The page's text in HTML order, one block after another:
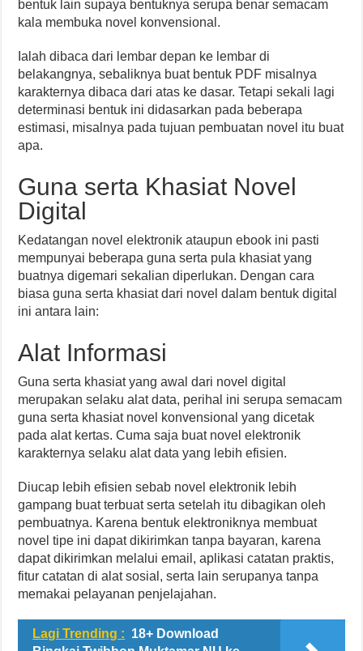
bentuk lain supaya bentuknya serupa benar semacam
kala membuka novel konvensional.
Ialah dibaca dari lembar depan ke lembar di
belakangnya, sebaliknya buat bentuk PDF misalnya
karakternya dibaca dari atas ke dasar. Tetapi sekali lagi
determinasi bentuk ini didasarkan pada beberapa
estimasi, misalnya pada tujuan pembuatan novel itu buat
apa.
Guna serta Khasiat Novel
Digital
Kedatangan novel elektronik ataupun ebook ini pasti
mempunyai beberapa guna serta pula khasiat yang
buatnya digemari sekalian diperlukan. Dengan cara
biasa guna serta khasiat dari novel dalam bentuk digital
ini antara lain:
Alat Informasi
Guna serta khasiat yang awal dari novel digital
merupakan selaku alat data, perihal ini serupa semacam
guna serta khasiat novel konvensional yang dicetak
pada alat kertas. Cuma saja buat novel elektronik
karakternya selaku alat data yang lebih efisien.
Diucap lebih efisien sebab novel elektronik lebih
gampang buat terbuat serta setelah itu dibagikan oleh
pembuatnya. Karena bentuk elektroniknya membuat
novel tipe ini dapat dikirimkan tanpa bayaran, karena
dapat dikirimkan melalui email, aplikasi catatan praktis,
fitur catatan di alat sosial, serta lain serupanya tanpa
memakai pelayanan penjelajahan.
Lagi Trending : 18+ Download